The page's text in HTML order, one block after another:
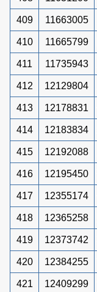
409 11663005
410 11665799
411 11735943
412 12129804
413 12178831
414 12183834
415 12192088
416 12195450
417 12355174
418 12365258
419 12373742
420 12384255
421 12409299